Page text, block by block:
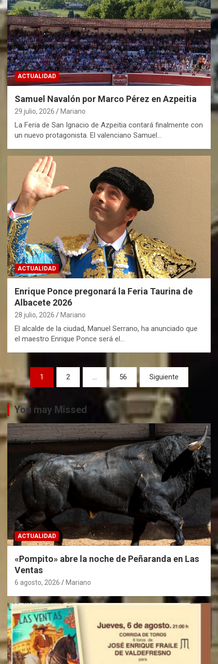
ACTUALIDAD
Samuel Navalón por Marco Pérez en Azpeitia
29 julio, 2026 Mariano
La Feria de San Ignacio de Azpeitia contará finalmente con
un nuevo protagonista. El valenciano Samuel…
ACTUALIDAD
Enrique Ponce pregonará la Feria Taurina de
Albacete 2026
28 julio, 2026 Mariano
El alcalde de la ciudad, Manuel Serrano, ha anunciado que
el maestro Enrique Ponce será el…
a
g
i
n
i
d
e
t
r
a
d
a
1 2 … 56 Siguiente
You may Missed
ACTUALIDAD
«Pompito» abre la noche de Peñaranda en Las
Ventas
6 agosto, 2026 Mariano